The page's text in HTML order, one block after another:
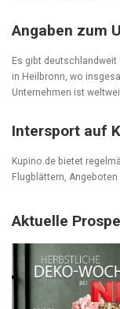
Angaben zum
Es gibt
in Heilbronn, wo
Unternehmen ist
Intersport auf
Kupino.de bietet
Flugblättern,
Aktuelle